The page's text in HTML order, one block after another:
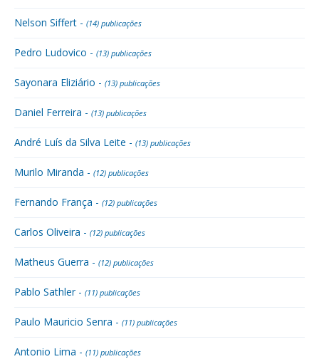
Nelson Siffert - (14) publicações
Pedro Ludovico - (13) publicações
Sayonara Eliziário - (13) publicações
Daniel Ferreira - (13) publicações
André Luís da Silva Leite - (13) publicações
Murilo Miranda - (12) publicações
Fernando França - (12) publicações
Carlos Oliveira - (12) publicações
Matheus Guerra - (12) publicações
Pablo Sathler - (11) publicações
Paulo Mauricio Senra - (11) publicações
Antonio Lima - (11) publicações